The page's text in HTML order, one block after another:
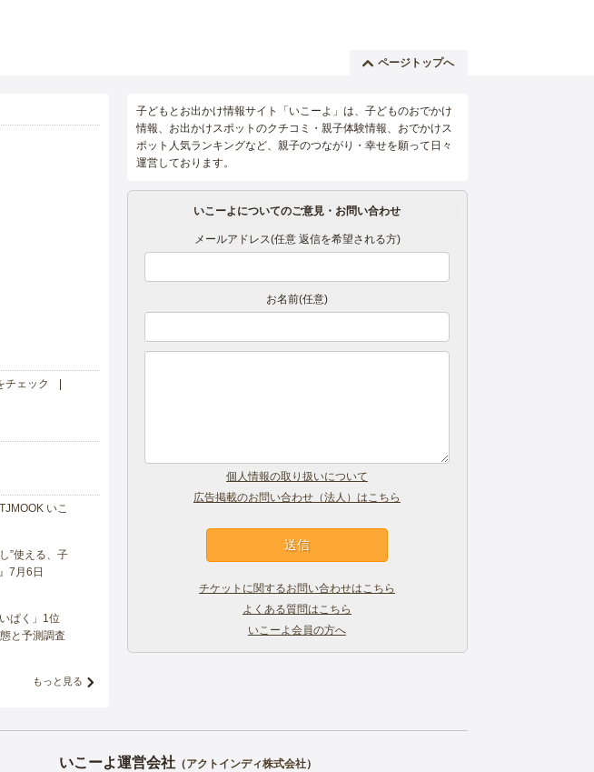
ページトップへ
チェック
いこ
”使える、子
7月6日
ぱく」1位
と予測調査
もっと見る
子どもとお出かけ情報サイト「いこーよ」は、子どものおでかけ
情報、お出かけスポットのクチコミ・親子体験情報、おでかけス
ポット人気ランキングなど、親子のつながり・幸せを願って日々
運営しております。
いこーよについてのご意見・お問い合わせ
メールアドレス(任意 返信を希望される方)
お名前(任意)
個人情報の取り扱いについて
広告掲載のお問い合わせ（法人）はこちら
チケットに関するお問い合わせはこちら
よくある質問はこちら
いこーよ会員の方へ
いこーよ運営会社（アクトインディ株式会社）